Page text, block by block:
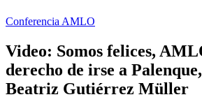
Conferencia AMLO
Video: Somos felices,
derecho de irse a
Beatriz Gutiérrez Müller